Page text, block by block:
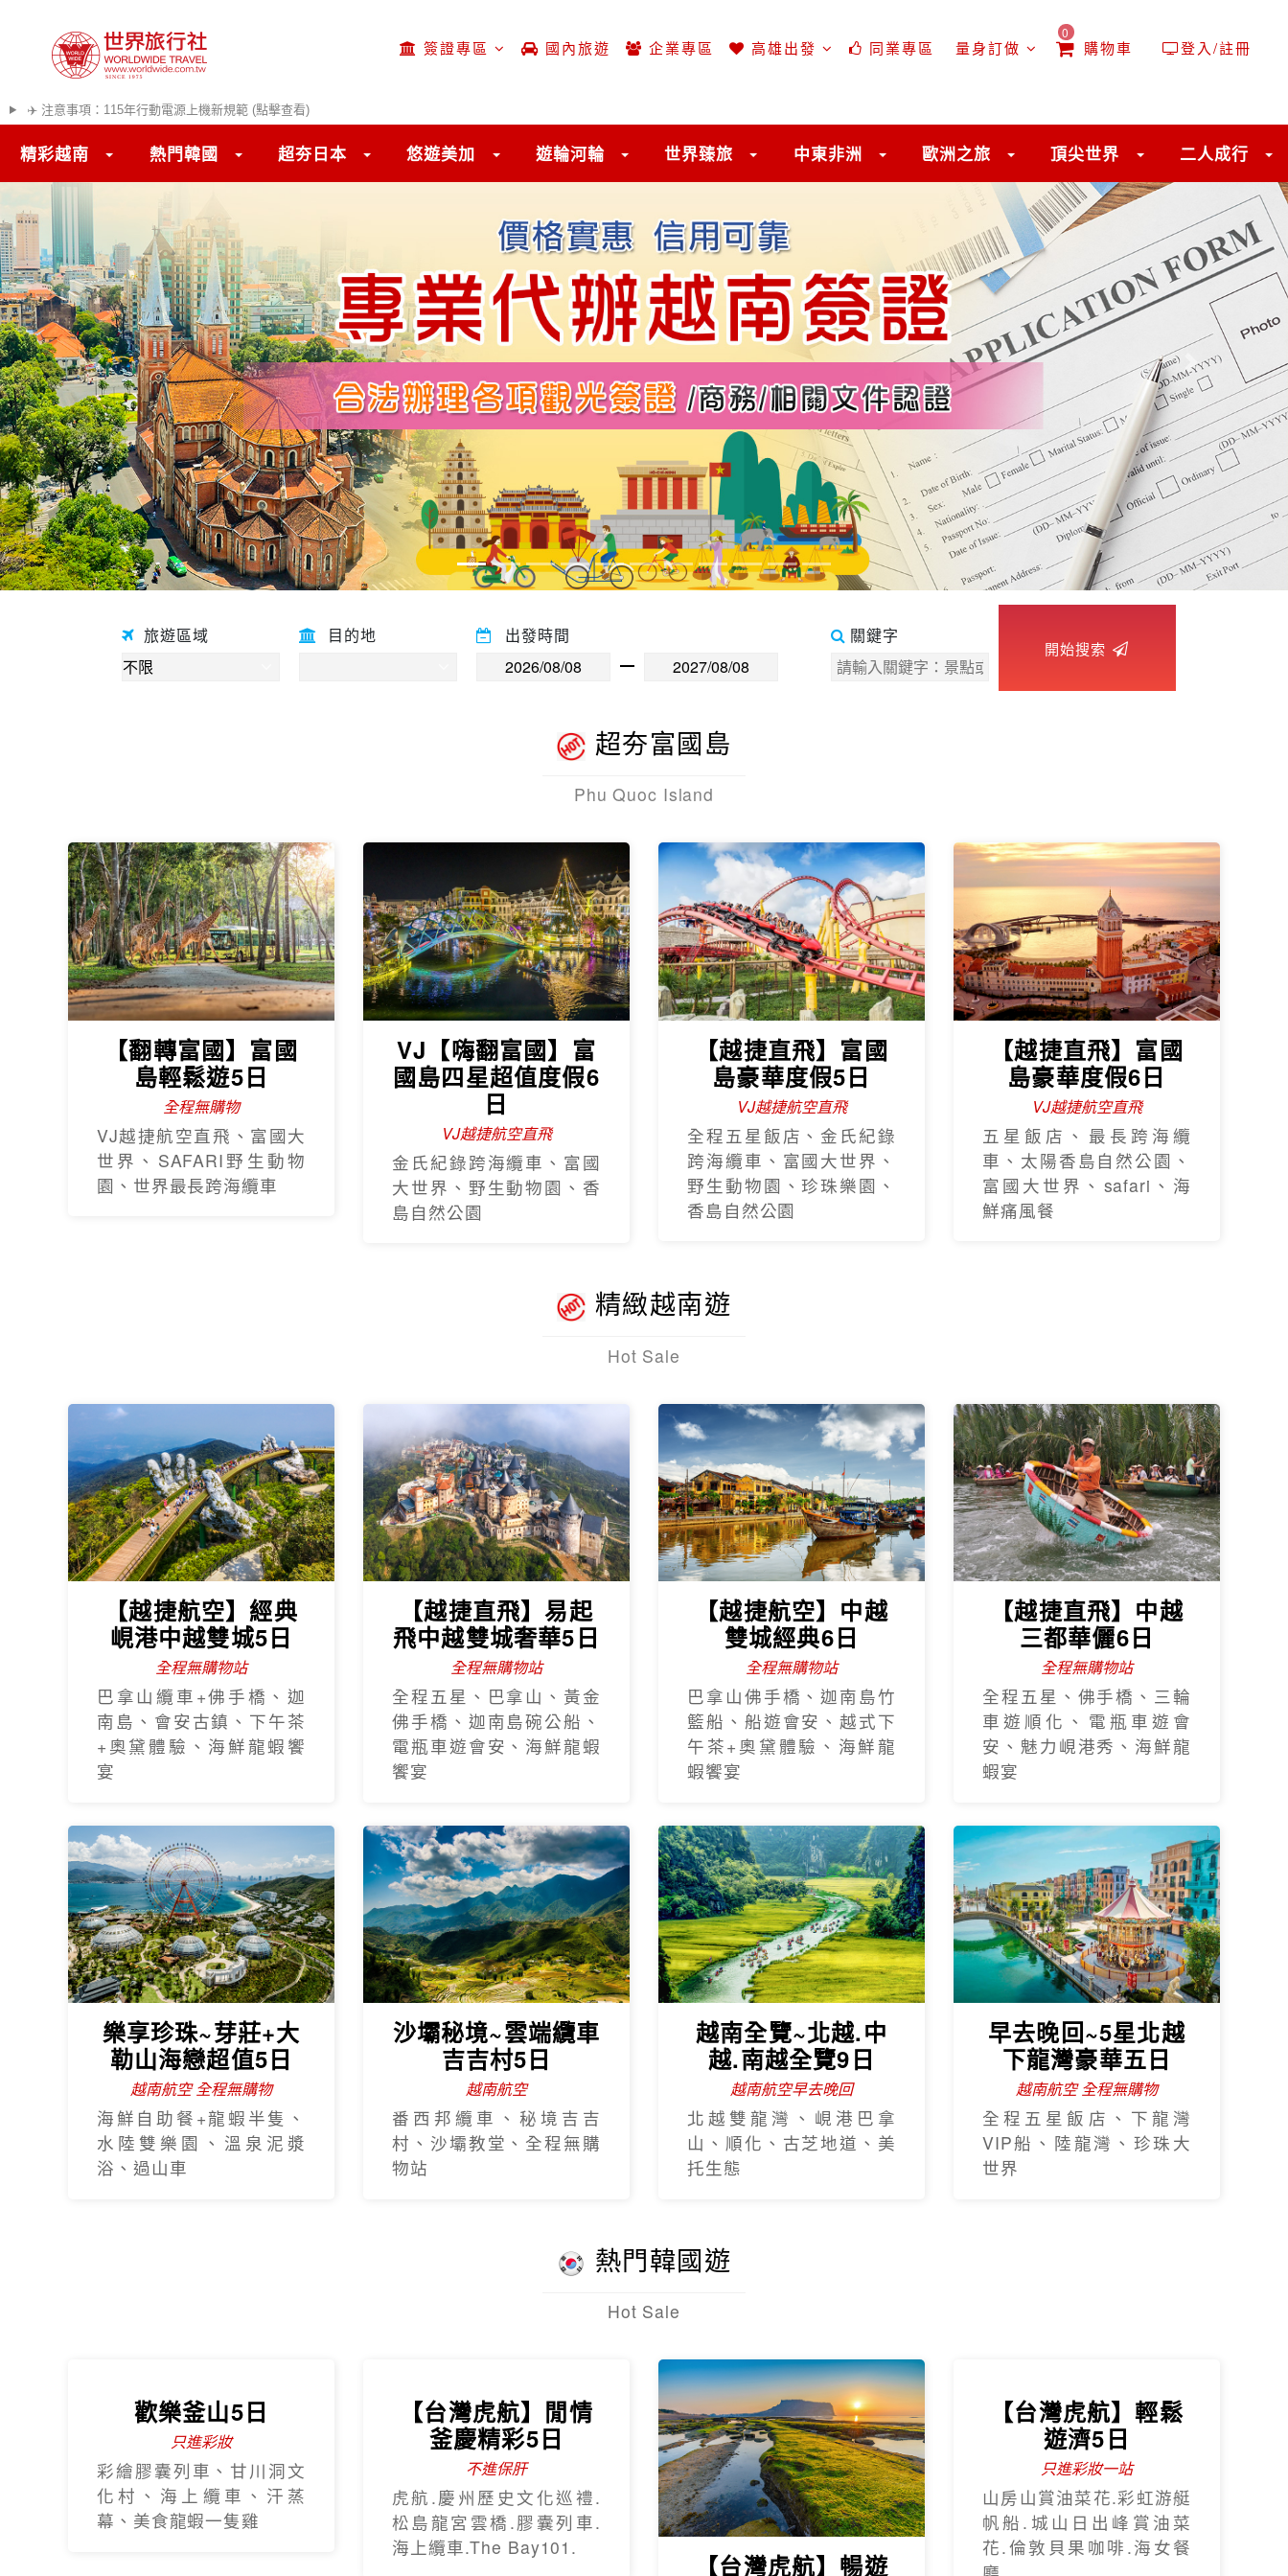
簽證專區 國內旅遊 企業專區 高雄出發 同業專區 量身訂做 購物車
0
登入/註冊
✈️ 注意事項：115年行動電源上機新規範 (點擊查看)
精彩越南 熱門韓國 超夯日本 悠遊美加 遊輪河輪 世界臻旅 中東非洲 歐洲之旅 頂尖世界 二人成行
往前 往後
旅遊區域 目的地 出發時間 關鍵字
開始搜索
超夯富國島
Phu Quoc Island
【翻轉富國】富國
島輕鬆遊5日
全程無購物
VJ越捷航空直飛、富國大
世界、SAFARI野生動物
園、世界最長跨海纜車
VJ【嗨翻富國】富
國島四星超值度假6
日
VJ越捷航空直飛
金氏紀錄跨海纜車、富國
大世界、野生動物園、香
島自然公園
【越捷直飛】富國
島豪華度假5日
VJ越捷航空直飛
全程五星飯店、金氏紀錄
跨海纜車、富國大世界、
野生動物園、珍珠樂園、
香島自然公園
【越捷直飛】富國
島豪華度假6日
VJ越捷航空直飛
五星飯店、最長跨海纜
車、太陽香島自然公園、
富國大世界、safari、海
鮮痛風餐
精緻越南遊
Hot Sale
【越捷航空】經典
峴港中越雙城5日
全程無購物站
巴拿山纜車+佛手橋、迦
南島、會安古鎮、下午茶
+奧黛體驗、海鮮龍蝦饗
宴
【越捷直飛】易起
飛中越雙城奢華5日
全程無購物站
全程五星、巴拿山、黃金
佛手橋、迦南島碗公船、
電瓶車遊會安、海鮮龍蝦
饗宴
【越捷航空】中越
雙城經典6日
全程無購物站
巴拿山佛手橋、迦南島竹
籃船、船遊會安、越式下
午茶+奧黛體驗、海鮮龍
蝦饗宴
【越捷直飛】中越
三都華儷6日
全程無購物站
全程五星、佛手橋、三輪
車遊順化、電瓶車遊會
安、魅力峴港秀、海鮮龍
蝦宴
樂享珍珠~芽莊+大
勒山海戀超值5日
越南航空 全程無購物
海鮮自助餐+龍蝦半隻、
水陸雙樂園、溫泉泥漿
浴、過山車
沙壩秘境~雲端纜車
吉吉村5日
越南航空
番西邦纜車、秘境吉吉
村、沙壩教堂、全程無購
物站
越南全覽~北越.中
越.南越全覽9日
越南航空早去晚回
北越雙龍灣、峴港巴拿
山、順化、古芝地道、美
托生態
早去晚回~5星北越
下龍灣豪華五日
越南航空 全程無購物
全程五星飯店、下龍灣
VIP船、陸龍灣、珍珠大
世界
熱門韓國遊
Hot Sale
歡樂釜山5日
只進彩妝
彩繪膠囊列車、甘川洞文
化村、海上纜車、汗蒸
幕、美食龍蝦一隻雞
【台灣虎航】閒情
釜慶精彩5日
不進保肝
虎航.慶州歷史文化巡禮.
松島龍宮雲橋.膠囊列車.
海上纜車.The Bay101.
【台灣虎航】暢遊
【台灣虎航】輕鬆
遊濟5日
只進彩妝一站
山房山賞油菜花.彩虹游艇
帆船.城山日出峰賞油菜
花.倫敦貝果咖啡.海女餐